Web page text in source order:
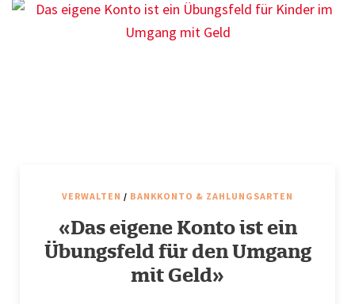
VERWALTEN / BANKKONTO & ZAHLUNGSARTEN
«Das eigene Konto ist ein
Übungsfeld für den Umgang
mit Geld»